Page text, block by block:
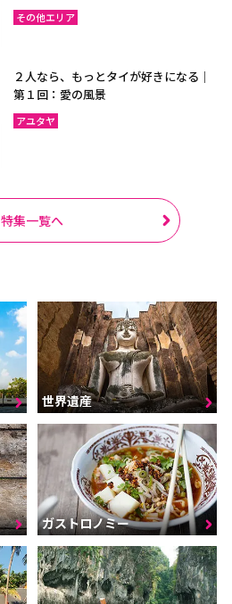
その他エリア
２人なら、もっとタイが好きになる｜
第１回：愛の風景
アユタヤ
特集一覧へ
世界遺産
ガストロノミー